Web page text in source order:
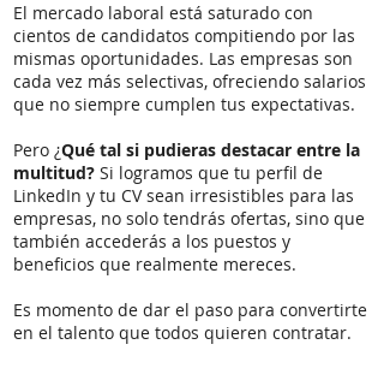
El mercado laboral está saturado con
cientos de candidatos compitiendo por las
mismas oportunidades. Las empresas son
cada vez más selectivas, ofreciendo salarios
que no siempre cumplen tus expectativas.
Pero ¿Qué tal si pudieras destacar entre la
multitud? Si logramos que tu perfil de
LinkedIn y tu CV sean irresistibles para las
empresas, no solo tendrás ofertas, sino que
también accederás a los puestos y
beneficios que realmente mereces.
Es momento de dar el paso para convertirte
en el talento que todos quieren contratar.